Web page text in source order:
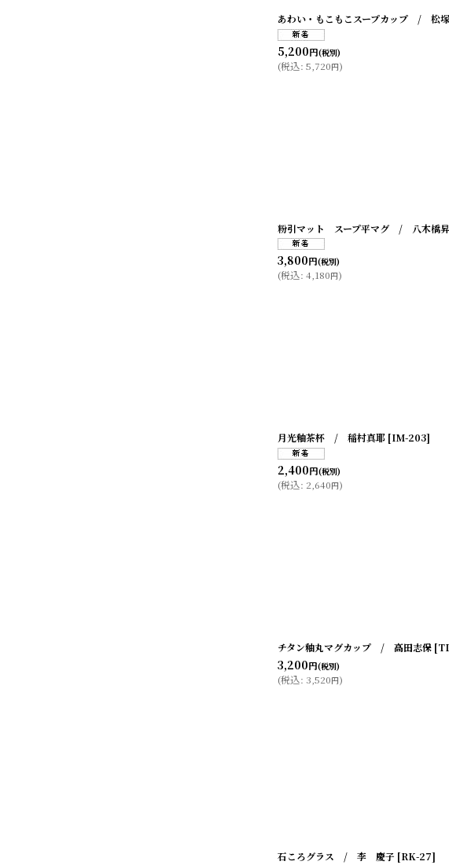
あわい・もこもこスープカップ / 松
5,200円(税別)
(税込: 5,720円)
粉引マット スープ平マグ / 八木橋昇
3,800円(税別)
(税込: 4,180円)
月光釉茶杯 / 稲村真耶 [IM-203]
2,400円(税別)
(税込: 2,640円)
チタン釉丸マグカップ / 高田志保 [
3,200円(税別)
(税込: 3,520円)
石ころグラス / 李 慶子 [RK-27]